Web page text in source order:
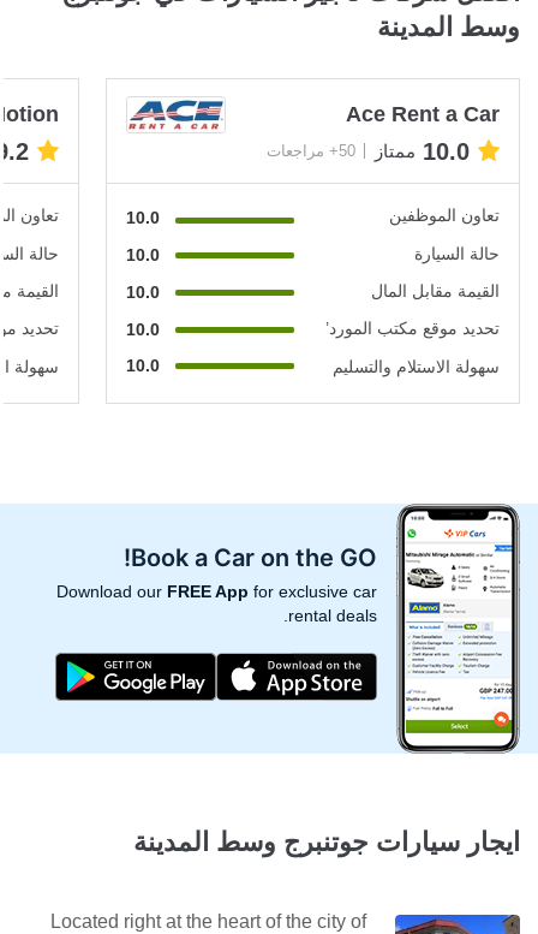
وسط المدينة
Ace Rent a Car
10.0 ممتاز 50+ مراجعات
تعاون الموظفين
10.0
حالة السيارة
10.0
القيمة مقابل المال
10.0
تحديد موقع مكتب المورد’
10.0
سهولة الاستلام والتسليم
10.0
تعاون
حالة
القيمة
تحديد
سهولة
Book a Car on the GO!
Download our FREE App for exclusive car
rental deals.
ايجار سيارات جوتنبرج وسط المدينة
Located right at the heart of the city of